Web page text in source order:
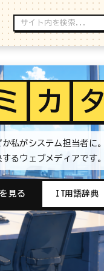
カ タ
か私がシステム担当者に。
るウェブメディアです。
見る IT用語辞典